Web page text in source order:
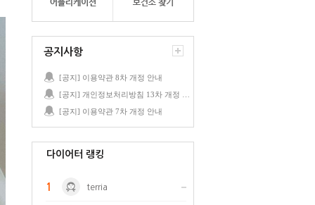
공지사항
[공지] 이용약관 8차 개정 안내
[공지] 이용약관 7차 개정 안내
다이어터 랭킹
1 terria